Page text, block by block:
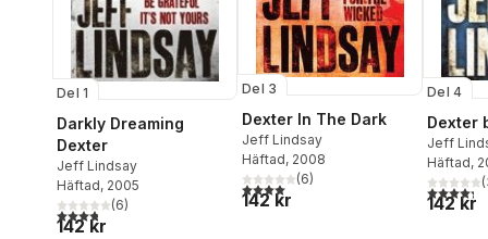
Del 1
Darkly Dreaming
Dexter
Jeff Lindsay
Häftad, 2005
3,8utav 5 stjärnor. Totalt antal röster:
(6)
142 kr
Del 3
Dexter In The Dark
Jeff Lindsay
Häftad, 2008
4,0utav 5 stjärnor. Totalt antal röster:
(6)
142 kr
Del 4
Dexter
Jeff
Häftad,
4,3utav (
142 kr